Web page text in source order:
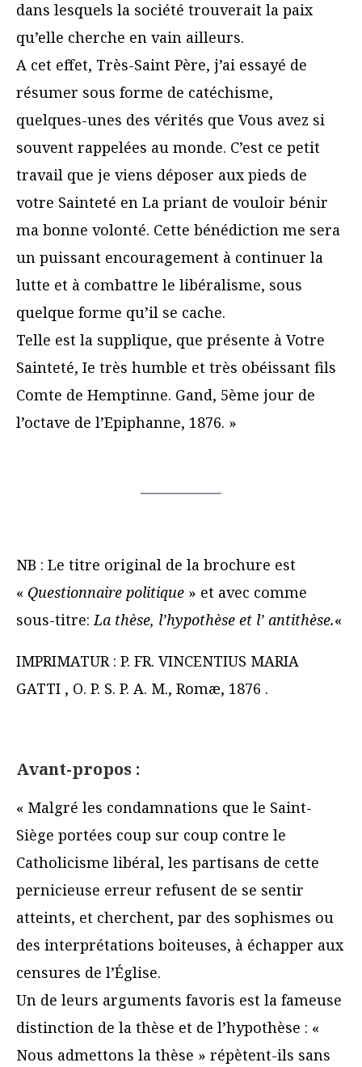
dans lesquels la société trouverait la paix
qu’elle cherche en vain ailleurs.
A cet effet, Très-Saint Père, j’ai essayé de
résumer sous forme de catéchisme,
quelques-unes des vérités que Vous avez si
souvent rappelées au monde. C’est ce petit
travail que je viens déposer aux pieds de
votre Sainteté en La priant de vouloir bénir
ma bonne volonté. Cette bénédiction me sera
un puissant encouragement à continuer la
lutte et à combattre le libéralisme, sous
quelque forme qu’il se cache.
Telle est la supplique, que présente à Votre
Sainteté, Ie très humble et très obéissant fils
Comte de Hemptinne. Gand, 5ème jour de
l’octave de l’Epiphanne, 1876. »
NB : Le titre original de la brochure est
« Questionnaire politique » et avec comme
sous-titre: La thèse, l’hypothèse et l’ antithèse.«
IMPRIMATUR : P. FR. VINCENTIUS MARIA
GATTI , O. P. S. P. A. M., Romæ, 1876 .
Avant-propos :
« Malgré les condamnations que le Saint-
Siège portées coup sur coup contre le
Catholicisme libéral, les partisans de cette
pernicieuse erreur refusent de se sentir
atteints, et cherchent, par des sophismes ou
des interprétations boiteuses, à échapper aux
censures de l’Église.
Un de leurs arguments favoris est la fameuse
distinction de la thèse et de l’hypothèse : «
Nous admettons la thèse » répètent-ils sans